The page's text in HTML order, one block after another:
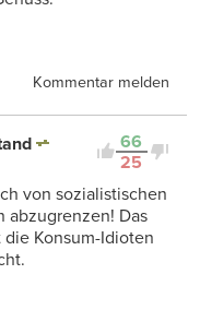
Kommentar melden
66
25
von sozialistischen
abzugrenzen! Das
die Konsum-Idioten